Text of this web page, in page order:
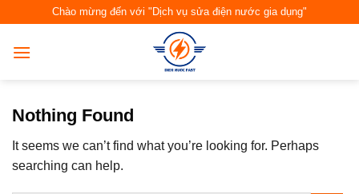
content
Chào mừng đến với "Dịch vụ sửa điện nước gia dụng"
Nothing Found
It seems we can’t find what you’re looking for. Perhaps
searching can help.